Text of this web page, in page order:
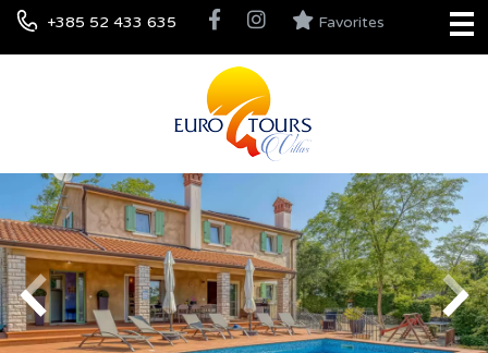
+385 52 433 635 Favorites